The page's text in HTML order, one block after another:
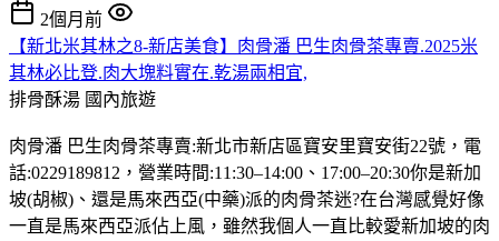
2個月前
【新北米其林之8-新店美食】肉骨潘 巴生肉骨茶專賣.2025米
其林必比登.肉大塊料實在.乾湯兩相宜,
排骨酥湯 國內旅遊
肉骨潘 巴生肉骨茶專賣:新北市新店區寶安里寶安街22號，電
話:0229189812，營業時間:11:30–14:00、17:00–20:30你是新加
坡(胡椒)、還是馬來西亞(中藥)派的肉骨茶迷?在台灣感覺好像
一直是馬來西亞派佔上風，雖然我個人一直比較愛新加坡的肉